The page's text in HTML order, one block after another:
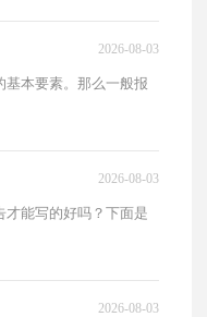
2026-08-03
本要素。那么一般报
2026-08-03
才能写的好吗？下面是
2026-08-03